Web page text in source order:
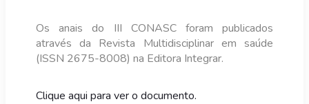
Os anais do III CONASC foram publicados
através da Revista Multidisciplinar em saúde
(ISSN 2675-8008) na Editora Integrar.
Clique aqui para ver o documento.